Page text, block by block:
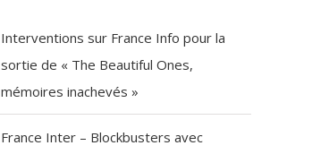
Interventions sur France Info pour la
sortie de « The Beautiful Ones,
mémoires inachevés »
France Inter – Blockbusters avec